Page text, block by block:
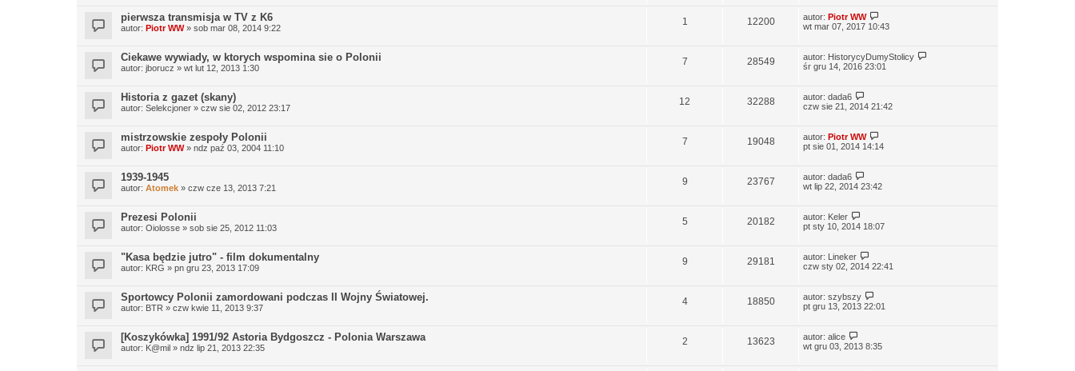
pierwsza transmisja w TV z K6
autor: Piotr WW» sob mar 08, 2014 9:22
1 12200 autor: Piotr WW
wt mar 07, 2017 10:43
Ciekawe wywiady, w ktorych wspomina sie o Polonii
autor: jborucz » wt lut 12, 2013 1:30
7 28549 autor: HistorycyDumyStolicy
śr gru 14, 2016 23:01
Historia z gazet (skany)
autor: Selekcjoner » czw sie 02, 2012 23:17
12 32288 autor: dada6
czw sie 21, 2014 21:42
mistrzowskie zespoły Polonii
autor: Piotr WW» ndz paź 03, 2004 11:10
7 19048 autor: Piotr WW
pt sie 01, 2014 14:14
1939-1945
autor: Atomek » czw cze 13, 2013 7:21
9 23767 autor: dada6
wt lip 22, 2014 23:42
Prezesi Polonii
autor: Oiolosse » sob sie 25, 2012 11:03
5 20182 autor: Keler
pt sty 10, 2014 18:07
"Kasa będzie jutro" - film dokumentalny
autor: KRG » pn gru 23, 2013 17:09
9 29181 autor: Lineker
czw sty 02, 2014 22:41
Sportowcy Polonii zamordowani podczas II Wojny Światowej.
autor: BTR » czw kwie 11, 2013 9:37
4 18850 autor: szybszy
pt gru 13, 2013 22:01
[Koszykówka] 1991/92 Astoria Bydgoszcz - Polonia Warszawa
autor: K@mil » ndz lip 21, 2013 22:35
2 13623 autor: alice
wt gru 03, 2013 8:35